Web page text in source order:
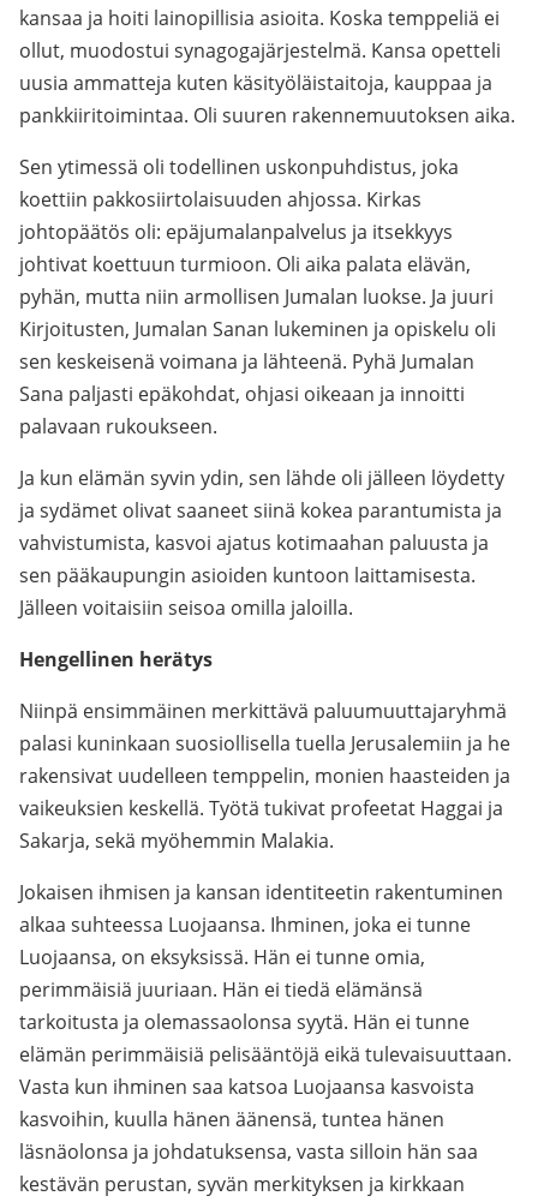
kansaa ja hoiti lainopillisia asioita. Koska temppeliä ei
ollut, muodostui synagogajärjestelmä. Kansa opetteli
uusia ammatteja kuten käsityöläistaitoja, kauppaa ja
pankkiiritoimintaa. Oli suuren rakennemuutoksen aika.
Sen ytimessä oli todellinen uskonpuhdistus, joka
koettiin pakkosiirtolaisuuden ahjossa. Kirkas
johtopäätös oli: epäjumalanpalvelus ja itsekkyys
johtivat koettuun turmioon. Oli aika palata elävän,
pyhän, mutta niin armollisen Jumalan luokse. Ja juuri
Kirjoitusten, Jumalan Sanan lukeminen ja opiskelu oli
sen keskeisenä voimana ja lähteenä. Pyhä Jumalan
Sana paljasti epäkohdat, ohjasi oikeaan ja innoitti
palavaan rukoukseen.
Ja kun elämän syvin ydin, sen lähde oli jälleen löydetty
ja sydämet olivat saaneet siinä kokea parantumista ja
vahvistumista, kasvoi ajatus kotimaahan paluusta ja
sen pääkaupungin asioiden kuntoon laittamisesta.
Jälleen voitaisiin seisoa omilla jaloilla.
Hengellinen herätys
Niinpä ensimmäinen merkittävä paluumuuttajaryhmä
palasi kuninkaan suosiollisella tuella Jerusalemiin ja he
rakensivat uudelleen temppelin, monien haasteiden ja
vaikeuksien keskellä. Työtä tukivat profeetat Haggai ja
Sakarja, sekä myöhemmin Malakia.
Jokaisen ihmisen ja kansan identiteetin rakentuminen
alkaa suhteessa Luojaansa. Ihminen, joka ei tunne
Luojaansa, on eksyksissä. Hän ei tunne omia,
perimmäisiä juuriaan. Hän ei tiedä elämänsä
tarkoitusta ja olemassaolonsa syytä. Hän ei tunne
elämän perimmäisiä pelisääntöjä eikä tulevaisuuttaan.
Vasta kun ihminen saa katsoa Luojaansa kasvoista
kasvoihin, kuulla hänen äänensä, tuntea hänen
läsnäolonsa ja johdatuksensa, vasta silloin hän saa
kestävän perustan, syvän merkityksen ja kirkkaan